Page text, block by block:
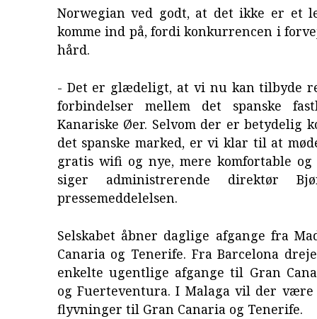
Norwegian ved godt, at det ikke er et
komme ind på, fordi konkurrencen i
hård.
- Det er glædeligt, at vi nu kan tilbyde
forbindelser mellem det spanske
Kanariske Øer. Selvom der er betydelig
det spanske marked, er vi klar til at
gratis wifi og nye, mere komfortable og
siger administrerende direktør
pressemeddelelsen.
Selskabet åbner daglige afgange fra
Canaria og Tenerife. Fra Barcelona
enkelte ugentlige afgange til Gran
og Fuerteventura. I Malaga vil der
flyvninger til Gran Canaria og Tenerife.